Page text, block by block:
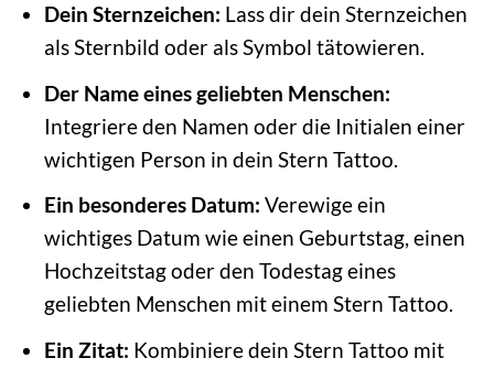
Dein Sternzeichen: Lass dir dein Sternzeichen
als Sternbild oder als Symbol tätowieren.
Der Name eines geliebten Menschen:
Integriere den Namen oder die Initialen einer
wichtigen Person in dein Stern Tattoo.
Ein besonderes Datum: Verewige ein
wichtiges Datum wie einen Geburtstag, einen
Hochzeitstag oder den Todestag eines
geliebten Menschen mit einem Stern Tattoo.
Ein Zitat: Kombiniere dein Stern Tattoo mit